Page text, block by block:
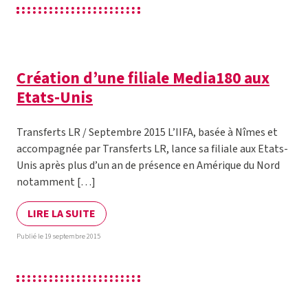
Création d’une filiale Media180 aux
Etats-Unis
Transferts LR / Septembre 2015 L’IIFA, basée à Nîmes et
accompagnée par Transferts LR, lance sa filiale aux Etats-
Unis après plus d’un an de présence en Amérique du Nord
notamment […]
LIRE LA SUITE
Publié le 19 septembre 2015